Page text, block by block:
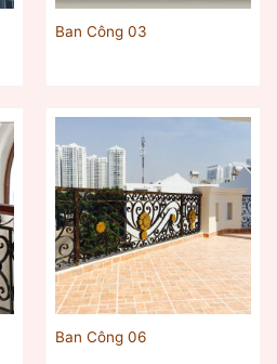
Ban Công 03
Ban Công 06